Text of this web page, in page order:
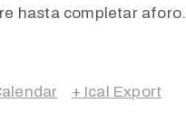
hasta completar aforo.
+ Ical Export